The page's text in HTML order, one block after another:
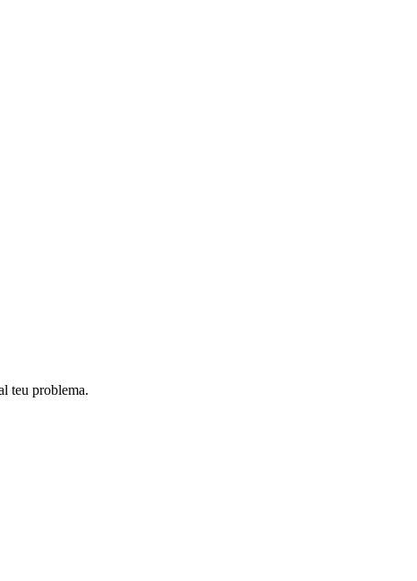
teu problema.